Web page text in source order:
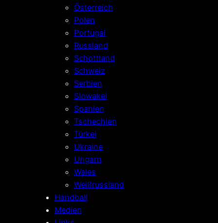
Österreich
Polen
Portugal
Russland
Schottland
Schweiz
Serbien
Slowakei
Spanien
Tschechien
Türkei
Ukraine
Ungarn
Wales
Weißrussland
Handball
Medien